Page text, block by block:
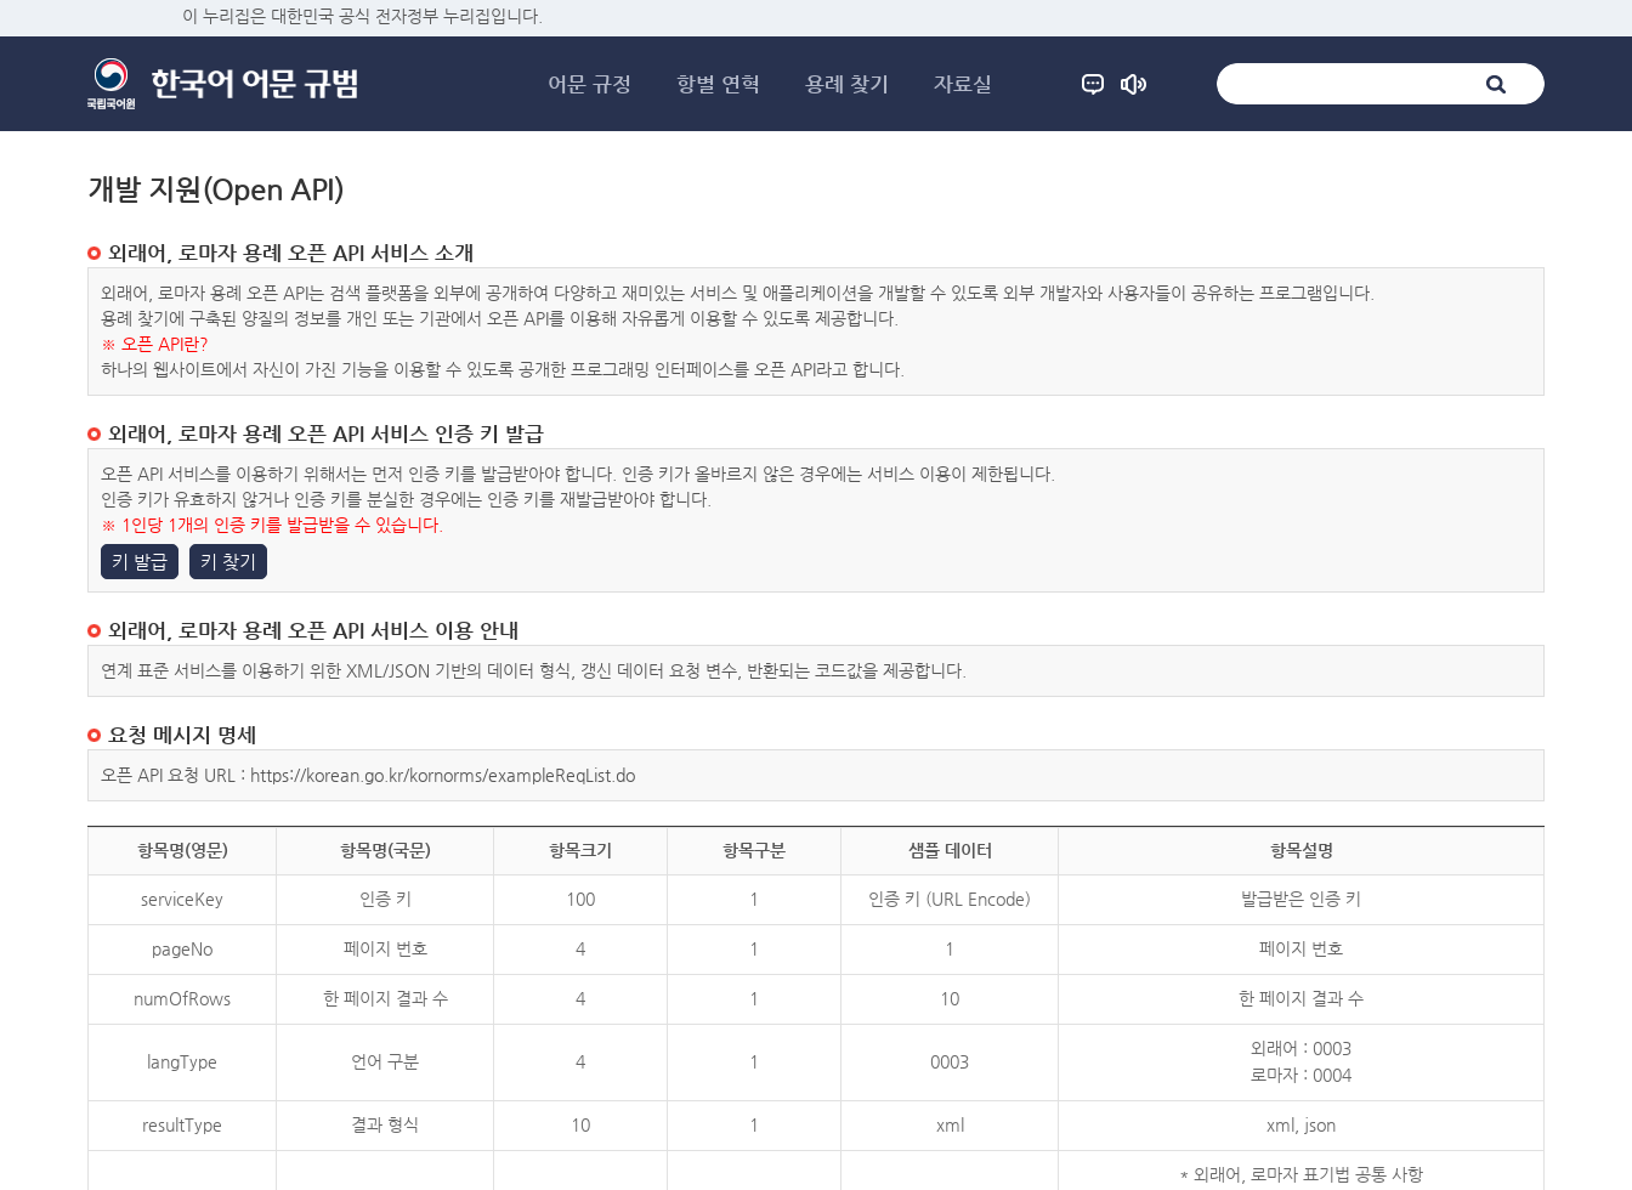
이 누리집은 대한민국 공식 전자정부 누리집입니다.
어문 규정 항별 연혁 용례 찾기 자료실
개발 지원(Open API)
외래어, 로마자 용례 오픈 API 서비스 소개
외래어, 로마자 용례 오픈 API는 검색 플랫폼을 외부에 공개하여 다양하고 재미있는 서비스 및 애플리케이션을 개발할 수 있도록 외부 개발자와 사용자들이 공유하는 프로그램입니다.
용례 찾기에 구축된 양질의 정보를 개인 또는 기관에서 오픈 API를 이용해 자유롭게 이용할 수 있도록 제공합니다.
※ 오픈 API란?
하나의 웹사이트에서 자신이 가진 기능을 이용할 수 있도록 공개한 프로그래밍 인터페이스를 오픈 API라고 합니다.
외래어, 로마자 용례 오픈 API 서비스 인증 키 발급
오픈 API 서비스를 이용하기 위해서는 먼저 인증 키를 발급받아야 합니다. 인증 키가 올바르지 않은 경우에는 서비스 이용이 제한됩니다.
인증 키가 유효하지 않거나 인증 키를 분실한 경우에는 인증 키를 재발급받아야 합니다.
※ 1인당 1개의 인증 키를 발급받을 수 있습니다.
키 발급 키 찾기
외래어, 로마자 용례 오픈 API 서비스 이용 안내
연계 표준 서비스를 이용하기 위한 XML/JSON 기반의 데이터 형식, 갱신 데이터 요청 변수, 반환되는 코드값을 제공합니다.
요청 메시지 명세
오픈 API 요청 URL : https://korean.go.kr/kornorms/exampleReqList.do
항목명(영문) 항목명(국문) 항목크기 항목구분 샘플 데이터 항목설명
serviceKey 인증 키 100 1 인증 키 (URL Encode) 발급받은 인증 키
pageNo 페이지 번호 4 1 1 페이지 번호
numOfRows 한 페이지 결과 수 4 1 10 한 페이지 결과 수
langType 언어 구분 4 1 0003
외래어 : 0003
로마자 : 0004
resultType 결과 형식 10 1 xml xml, json
* 외래어, 로마자 표기법 공통 사항